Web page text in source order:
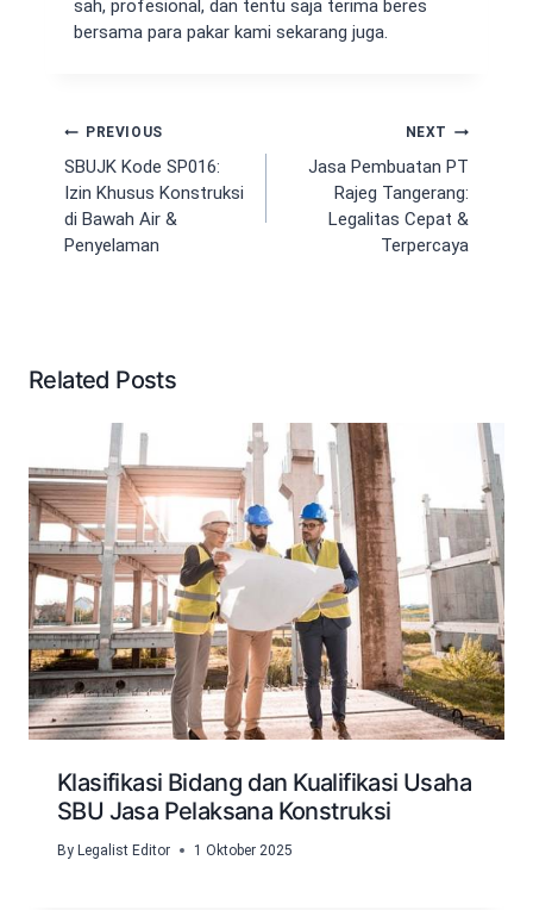
sah, profesional, dan tentu saja terima beres
bersama para pakar kami sekarang juga.
Navigasi
pos
PREVIOUS
SBUJK Kode SP016:
Izin Khusus Konstruksi
di Bawah Air &
Penyelaman
NEXT
Jasa Pembuatan PT
Rajeg Tangerang:
Legalitas Cepat &
Terpercaya
Related Posts
Klasifikasi Bidang dan Kualifikasi Usaha
SBU Jasa Pelaksana Konstruksi
By Legalist Editor 1 Oktober 2025